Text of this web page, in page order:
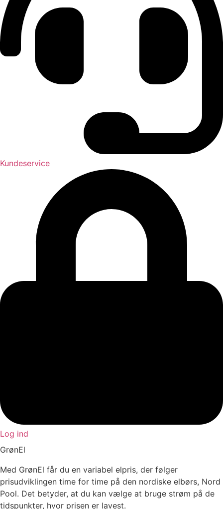
Kundeservice
Log ind
GrønEl
Med GrønEl får du en variabel elpris, der følger
prisudviklingen time for time på den nordiske elbørs, Nord
Pool. Det betyder, at du kan vælge at bruge strøm på de
tidspunkter, hvor prisen er lavest.